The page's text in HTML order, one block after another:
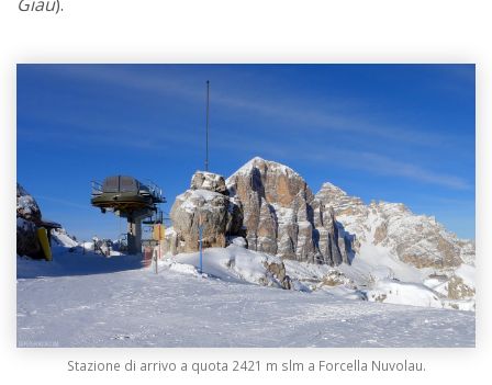
Stazione di arrivo a quota 2421 m slm a Forcella Nuvolau.